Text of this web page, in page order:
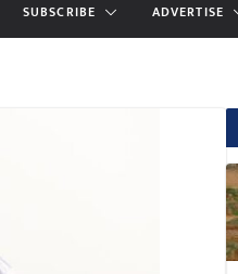
SUBSCRIBE ADVERTISE